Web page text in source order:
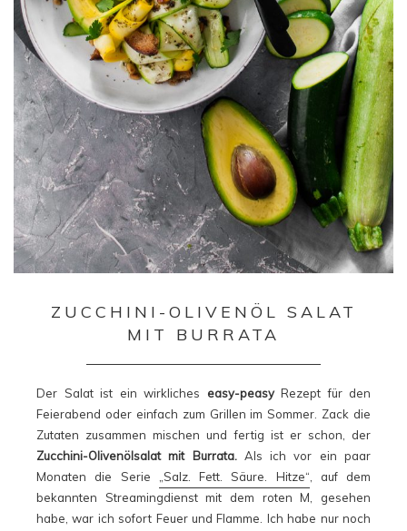
ZUCCHINI-OLIVENÖL SALAT
MIT BURRATA
Der Salat ist ein wirkliches easy-peasyRezept für den
Feierabend oder einfach zum Grillen im Sommer. Zack die
Zutaten zusammen mischen und fertig ist er schon, der
Zucchini-Olivenölsalat mit Burrata. Als ich vor ein paar
Monaten die Serie
„Salz. Fett. Säure. Hitze“ , auf dem
bekannten Streamingdienst mit dem roten M, gesehen
habe, war ich sofort Feuer und Flamme. Ich habe nur noch